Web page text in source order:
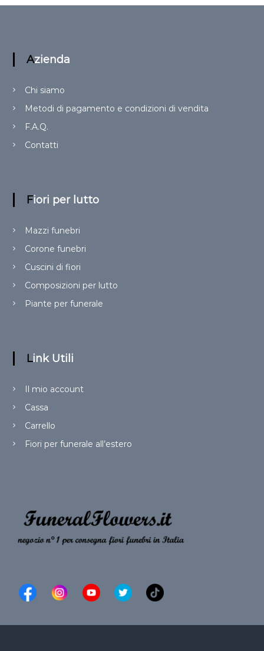
Azienda
Chi siamo
Metodi di pagamento e condizioni di vendita
F.A.Q.
Contatti
Fiori per lutto
Mazzi funebri
Corone funebri
Cuscini di fiori
Composizioni per lutto
Piante per funerale
Link Utili
Il mio account
Cassa
Carrello
Fiori per funerale all’estero